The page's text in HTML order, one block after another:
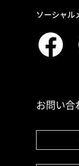
ソーシャル
お問い合